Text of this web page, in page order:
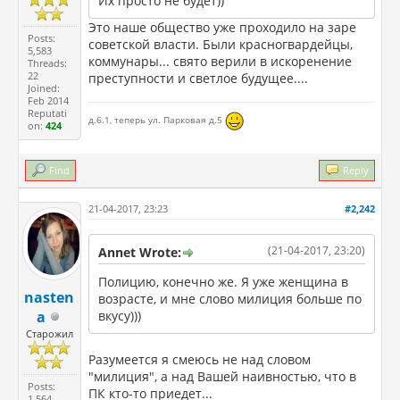
Posts:
5,583
Threads:
22
Joined:
Feb 2014
Reputati
on:424
Это наше общество уже проходило на заре
советской власти. Были красногвардейцы,
коммунары... свято верили в искоренение
преступности и светлое будущее....
д.6.1, теперь ул. Парковая д.5
Find Reply
nasten
a
Старожил
Posts:
#2,242
21-04-2017, 23:23
(21-04-2017, 23:20)
Annet Wrote:
Полицию, конечно же. Я уже женщина в
возрасте, и мне слово милиция больше по
вкусу)))
Разумеется я смеюсь не над словом
"милиция", а над Вашей наивностью, что в
ПК кто-то приедет...